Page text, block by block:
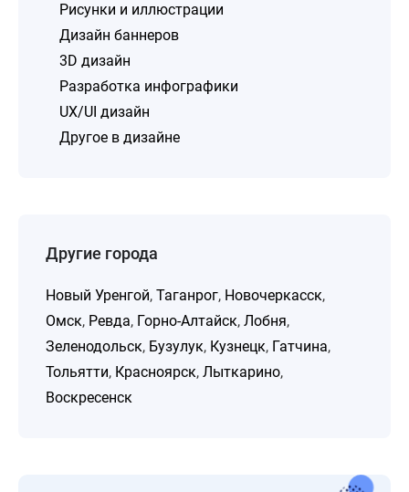
Рисунки и иллюстрации
Дизайн баннеров
3D дизайн
Разработка инфографики
UX/UI дизайн
Другое в дизайне
Другие города
Новый Уренгой, Таганрог, Новочеркасск,
Омск, Ревда, Горно-Алтайск, Лобня,
Зеленодольск, Бузулук, Кузнецк, Гатчина,
Тольятти, Красноярск, Лыткарино,
Воскресенск